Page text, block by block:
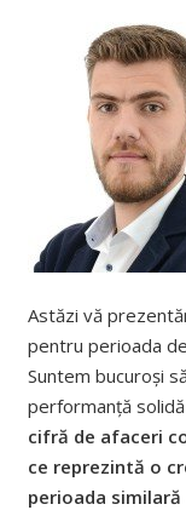
Astăzi vă
pentru perioada
Suntem bucuroși
performanță
cifră de afaceri
ce reprezintă o
perioada